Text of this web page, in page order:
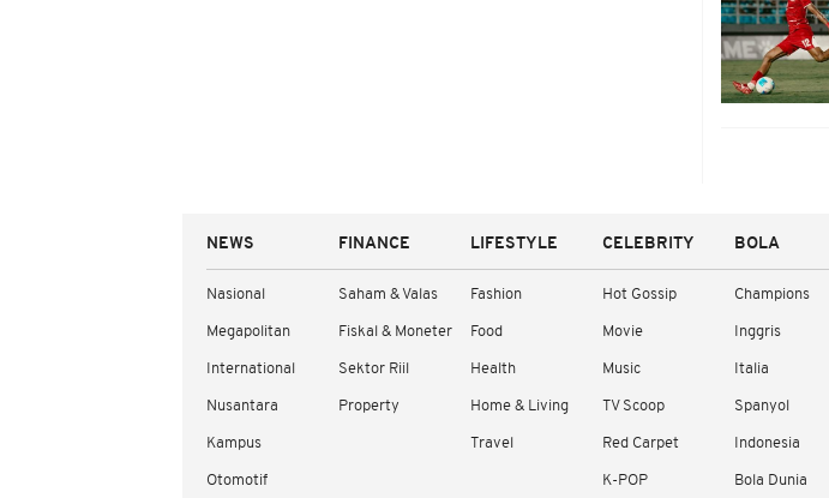
NEWS
Nasional
Megapolitan
International
Nusantara
Kampus
Otomotif
FINANCE
Saham & Valas
Fiskal & Moneter
Sektor Riil
Property
LIFESTYLE
Fashion
Food
Health
Home & Living
Travel
CELEBRITY
Hot Gossip
Movie
Music
TV Scoop
Red Carpet
K-POP
BOLA
Champions
Inggris
Italia
Spanyol
Indonesia
Bola Dunia